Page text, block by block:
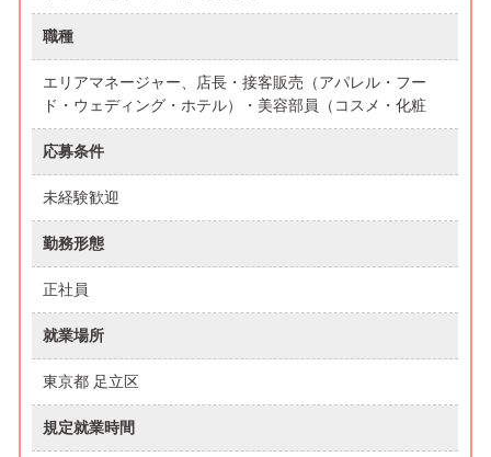
職種
エリアマネージャー、店長・接客販売（アパレル・フー
ド・ウェディング・ホテル）・美容部員（コスメ・化粧
応募条件
未経験歓迎
勤務形態
正社員
就業場所
東京都 足立区
規定就業時間